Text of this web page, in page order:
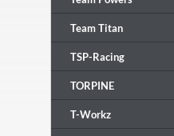
Team Titan
TSP-Racing
TORPINE
T-Workz